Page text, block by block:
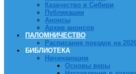
Казачество в Сибири
Публикации
Анонсы
Архив анонсов
ПАЛОМНИЧЕСТВО
Расписание поездок на
БИБЛИОТЕКА
Начинающим
Основы веры